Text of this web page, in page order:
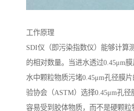
工作原理
SDI仪（即污染指数仪）能够计算
的相对数量。当进水透过0.45μm
水中颗粒物质污堵0.45μm孔径膜
验协会（ASTM）选择0.45μm孔
容易受到胶体物质，而不是硬颗